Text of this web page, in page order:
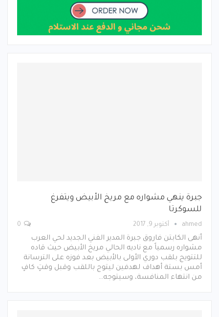
جبرة ينهي مشواره مع مريخ الأبيض ويتفرغ
للسوكرتا
ahmed أكتوبر 9, 2017
أنهى الكابتن فاروق جبرة المدير الفني الجديد لحي العرب
مشواره رسمياً مع ناديه الحالي مريخ الأبيض حيث قاده
للتتويج بلقب دوري الأولى بالأبيض بعد فوزه على الترسانة
أمس بستة أهداف لهدفين ليتوج باللقب وقبل وقتٍ كافٍ
من انتهاء المنافسة، وسيتوجه…